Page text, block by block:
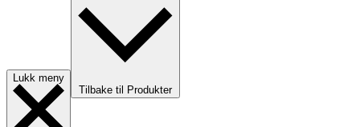
Lukk meny
Tilbake til Produkter